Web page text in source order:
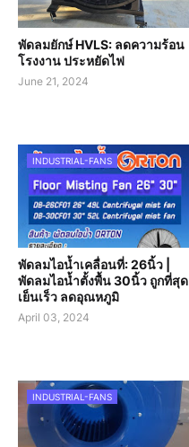
พัดลมยักษ์ HVLS: ลดความร้อน
โรงงาน ประหยัดไฟ
June 21, 2024
INDUSTRIAL-FANS
พัดลมไอน้ำเคลื่อนที่: 26นิ้ว |
พัดลมไอน้ำตั้งพื้น 30นิ้ว ถูกที่สุด
เย็นเร็ว ลดอุณหภูมิ
April 03, 2024
INDUSTRIAL-FANS